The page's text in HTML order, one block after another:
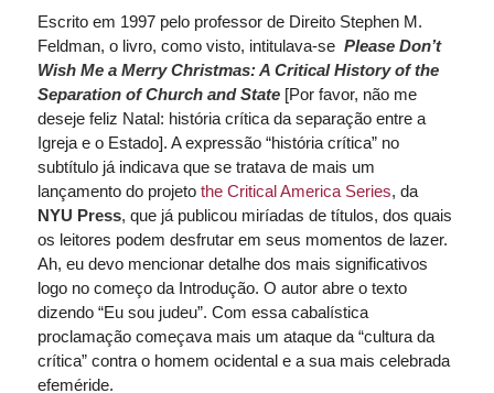
Escrito em 1997 pelo professor de Direito Stephen M.
Feldman, o livro, como visto, intitulava-se Please Don’t
Wish Me a Merry Christmas: A Critical History of the
Separation of Church and State[Por favor, não me
deseje feliz Natal: história crítica da separação entre a
Igreja e o Estado]. A expressão “história crítica” no
subtítulo já indicava que se tratava de mais um
lançamento do projeto the Critical America Series, da
NYU Press, que já publicou miríadas de títulos, dos quais
os leitores podem desfrutar em seus momentos de lazer.
Ah, eu devo mencionar detalhe dos mais significativos
logo no começo da Introdução. O autor abre o texto
dizendo “Eu sou judeu”. Com essa cabalística
proclamação começava mais um ataque da “cultura da
crítica” contra o homem ocidental e a sua mais celebrada
efeméride.